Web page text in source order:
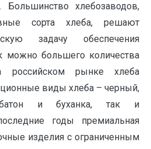
Большинство хлебозаводов,
сорта хлеба, решают
задачу обеспечения
большего количества
российском рынке хлеба
виды хлеба – черный,
и буханка, так и
годы премиальная
изделия с ограниченным